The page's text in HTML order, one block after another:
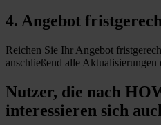
4. Angebot
Reichen Sie Ihr Angebot
anschließend alle Aktualisierungen
Nutzer, die nach
interessieren sich